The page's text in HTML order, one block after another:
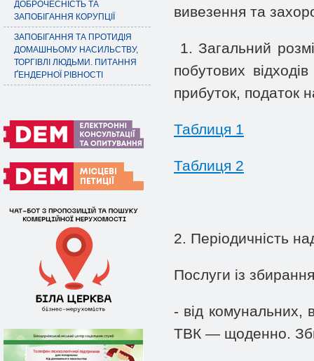
ДОБРОЧЕСНІСТЬ ТА
ЗАПОБІГАННЯ КОРУПЦІЇ
ЗАПОБІГАННЯ ТА ПРОТИДІЯ
ДОМАШНЬОМУ НАСИЛЬСТВУ,
ТОРГІВЛІ ЛЮДЬМИ. ПИТАННЯ
ҐЕНДЕРНОЇ РІВНОСТІ
вивезення та
1. Загальний
побутових
прибуток, податок
Таблиця 1
Таблиця 2
2. Періодичність
Послуги із
- від комунальних,
ТВК — щоденно.